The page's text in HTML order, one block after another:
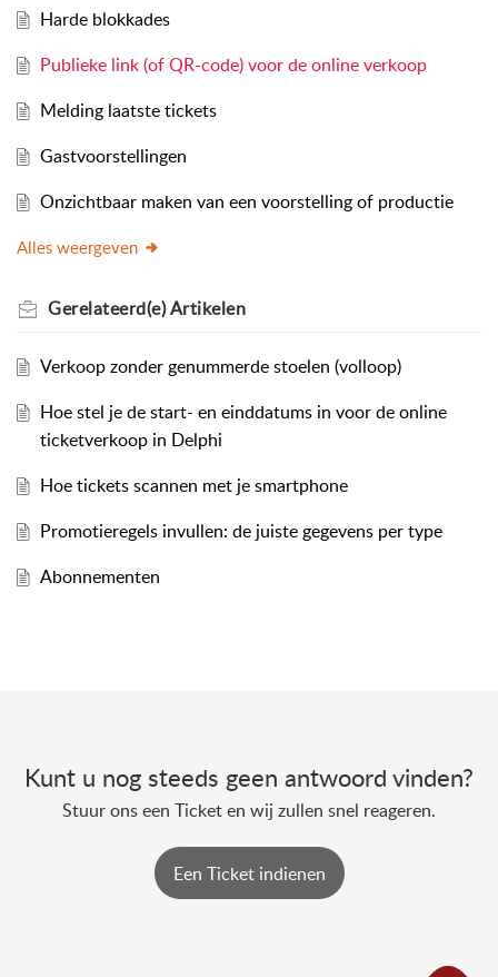
Harde blokkades
Publieke link (of QR-code) voor de online verkoop
Melding laatste tickets
Gastvoorstellingen
Onzichtbaar maken van een voorstelling of productie
Alles weergeven
Gerelateerd(e)Artikelen
Verkoop zonder genummerde stoelen (volloop)
Hoe stel je de start- en einddatums in voor de online
ticketverkoop in Delphi
Hoe tickets scannen met je smartphone
Promotieregels invullen: de juiste gegevens per type
Abonnementen
Kunt u nog steeds geen antwoord vinden?
Stuur ons een Ticket en wij zullen snel reageren.
Een Ticket indienen